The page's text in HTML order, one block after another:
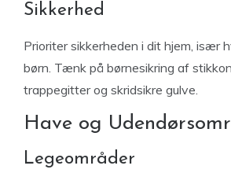
Sikkerhed
Prioriter sikkerheden i dit hjem, især
børn. Tænk på børnesikring af
trappegitter og skridsikre gulve.
Have og
Legeområder